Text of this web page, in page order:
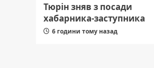
Тюрін зняв з посади
хабарника-заступника
6 години тому назад